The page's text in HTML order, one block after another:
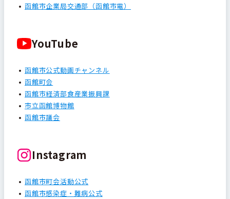
函館市企業局交通部（函館市電）
YouTube
函館市公式動画チャンネル
函館町会
函館市経済部食産業振興課
市立函館博物館
函館市議会
Instagram
函館市町会活動公式
函館市感染症・難病公式